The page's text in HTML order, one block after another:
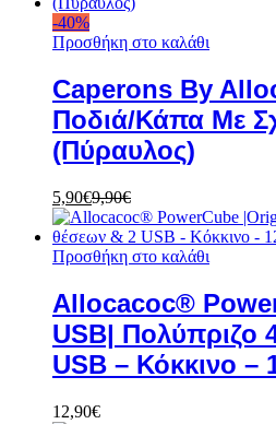
-40%
Προσθήκη στο καλάθι
Caperons By
Ποδιά/Κάπα Με
(Πύραυλος)
5,90€9,90€
Προσθήκη στο καλάθι
Allocacoc®
USB| Πολύπριζο
USB – Κόκκινο –
12,90€